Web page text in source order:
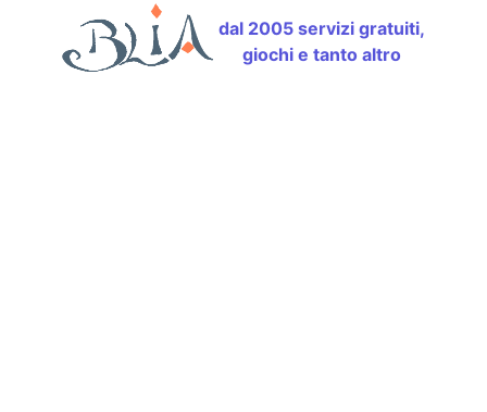
dal 2005 servizi gratuiti,
giochi e tanto altro